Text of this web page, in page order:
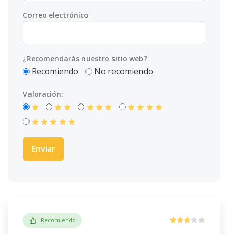
Correo electrónico
¿Recomendarás nuestro sitio web?
Recomiendo No recomiendo
Valoración:
Recomiendo